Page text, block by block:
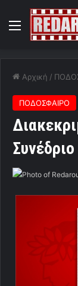
Menu
Αρχική /
ΠΟΔΟΣΦΑΙΡΟ